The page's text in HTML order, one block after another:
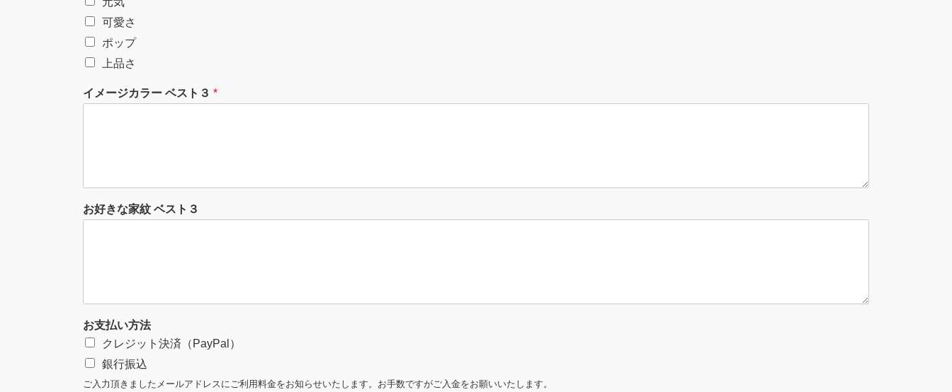
可愛さ
ポップ
上品さ
イメージカラー ベスト３ *
お好きな家紋 ベスト３
お支払い方法
クレジット決済（PayPal）
銀行振込
ご入力頂きましたメールアドレスにご利用料金をお知らせいたします。お手数ですがご入金をお願いいたします。